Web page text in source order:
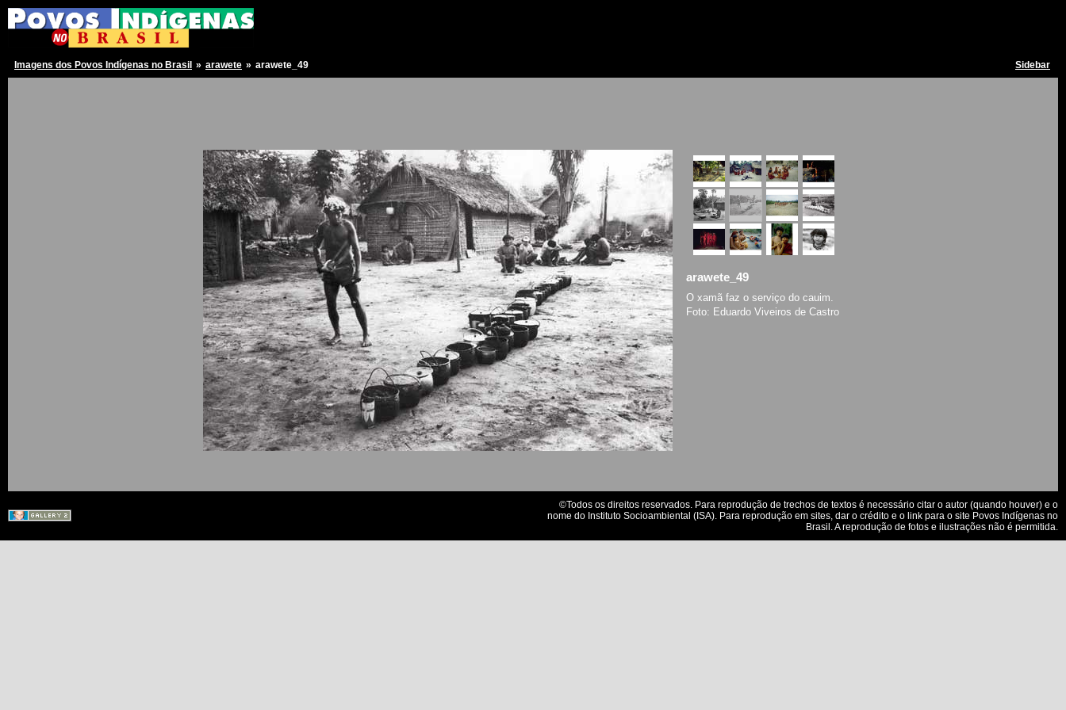
Sidebar
Imagens dos Povos Indígenas no Brasil » arawete » arawete_49
arawete_49
O xamã faz o serviço do cauim.
Foto: Eduardo Viveiros de Castro
©Todos os direitos reservados. Para reprodução de trechos de textos é necessário citar o autor (quando houver) e o
nome do Instituto Socioambiental (ISA). Para reprodução em sites, dar o crédito e o link para o site Povos Indígenas no
Brasil. A reprodução de fotos e ilustrações não é permitida.